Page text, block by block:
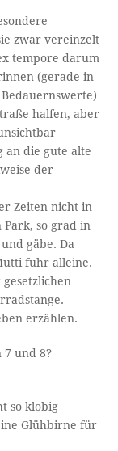
zwar vereinzelt
tempore darum
(gerade in
halfen, aber
an die gute alte
der
Zeiten nicht in
so grad in
gäbe. Da
fuhr alleine.
erzählen.
7 und 8?
so klobig
Glühbirne für